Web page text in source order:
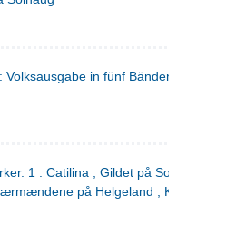
in fünf Bänden
1 : Catilina ; Gildet på Solhaug ; Fru
på Helgeland ;